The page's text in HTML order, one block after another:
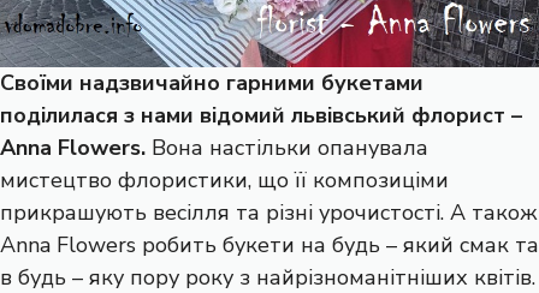
Своїми надзвичайно гарними букетами
поділилася з нами відомий львівський флорист –
Anna Flowers. Вона настільки опанувала
мистецтво флористики, що її композиціми
прикрашують весілля та різні урочистості. А також
Anna Flowers робить букети на будь – який смак та
в будь – яку пору року з найрізноманітніших квітів.